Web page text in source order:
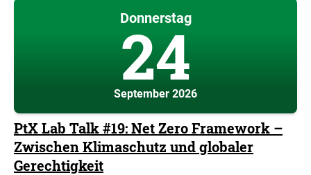
Donnerstag
24
September 2026
PtX Lab Talk #19: Net Zero Framework –
Zwischen Klimaschutz und globaler
Gerechtigkeit